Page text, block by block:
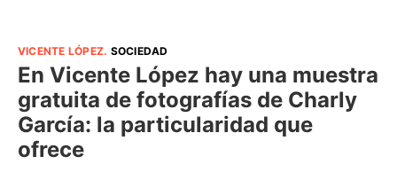
VICENTE LÓPEZ. SOCIEDAD
En Vicente López hay una muestra
gratuita de fotografías de Charly
García: la particularidad que
ofrece